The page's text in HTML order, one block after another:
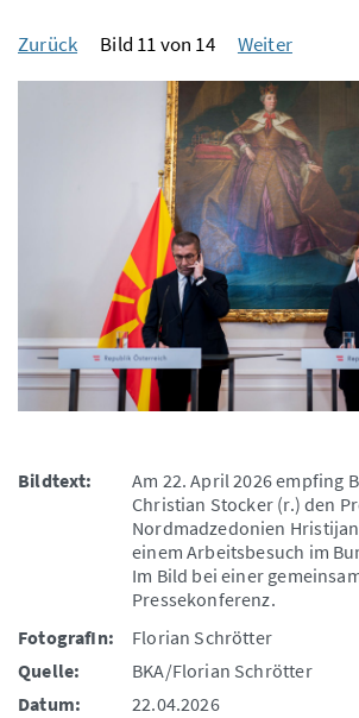
Zurück Bild 11 von 14 Weiter
Bildtext:
Am 22. April 2026 empfing
Christian Stocker (r.) den
Nordmadzedonien
einem Arbeitsbesuch im
Im Bild bei einer
Pressekonferenz.
FotografIn:
Florian Schrötter
Quelle:
BKA/Florian Schrötter
Datum:
22.04.2026